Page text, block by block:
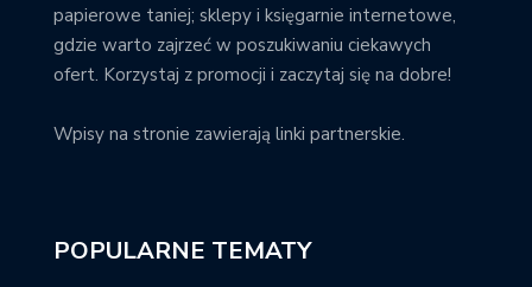
papierowe taniej; sklepy i księgarnie internetowe,
gdzie warto zajrzeć w poszukiwaniu ciekawych
ofert. Korzystaj z promocji i zaczytaj się na dobre!
Wpisy na stronie zawierają linki partnerskie.
POPULARNE TEMATY